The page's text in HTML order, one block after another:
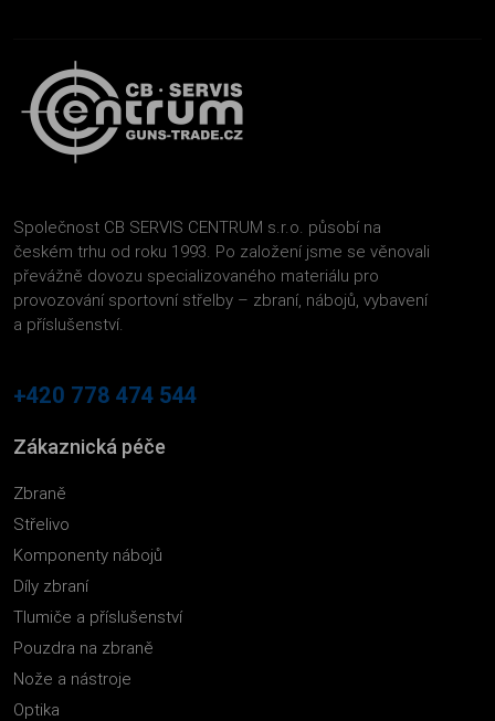
Společnost CB SERVIS CENTRUM s.r.o. působí na
českém trhu od roku 1993. Po založení jsme se věnovali
převážně dovozu specializovaného materiálu pro
provozování sportovní střelby – zbraní, nábojů, vybavení
a příslušenství.
+420 778 474 544
Zákaznická péče
Zbraně
Střelivo
Komponenty nábojů
Díly zbraní
Tlumiče a příslušenství
Pouzdra na zbraně
Nože a nástroje
Optika